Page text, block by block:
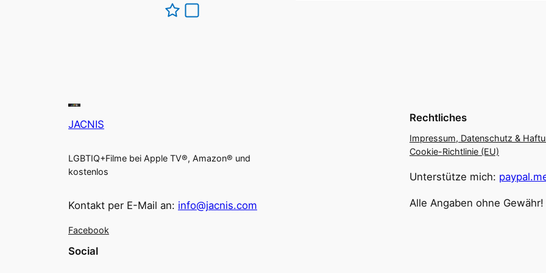
JACNIS
LGBTIQ+Filme bei Apple TV®, Amazon® und
kostenlos
Kontakt per E-Mail an: info@jacnis.com
Facebook
Social
Rechtliches
Impressum, Datenschutz &
Cookie-Richtlinie (EU)
Unterstütze mich:
Alle Angaben ohne Gewähr!